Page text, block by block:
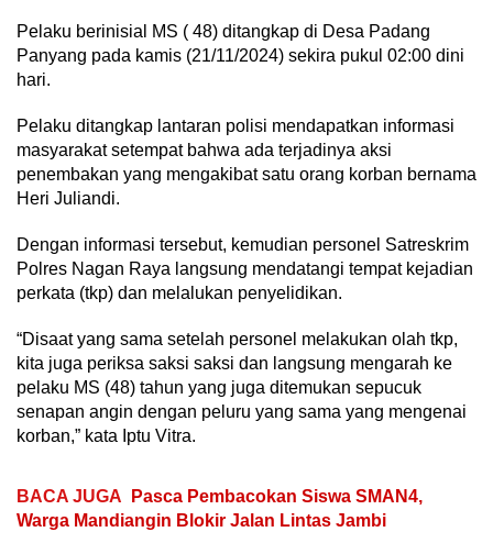
Pelaku berinisial MS ( 48) ditangkap di Desa Padang
Panyang pada kamis (21/11/2024) sekira pukul 02:00 dini
hari.
Pelaku ditangkap lantaran polisi mendapatkan informasi
masyarakat setempat bahwa ada terjadinya aksi
penembakan yang mengakibat satu orang korban bernama
Heri Juliandi.
Dengan informasi tersebut, kemudian personel Satreskrim
Polres Nagan Raya langsung mendatangi tempat kejadian
perkata (tkp) dan melalukan penyelidikan.
“Disaat yang sama setelah personel melakukan olah tkp,
kita juga periksa saksi saksi dan langsung mengarah ke
pelaku MS (48) tahun yang juga ditemukan sepucuk
senapan angin dengan peluru yang sama yang mengenai
korban,” kata Iptu Vitra.
BACA JUGA
Pasca Pembacokan Siswa SMAN4,
Warga Mandiangin Blokir Jalan Lintas Jambi